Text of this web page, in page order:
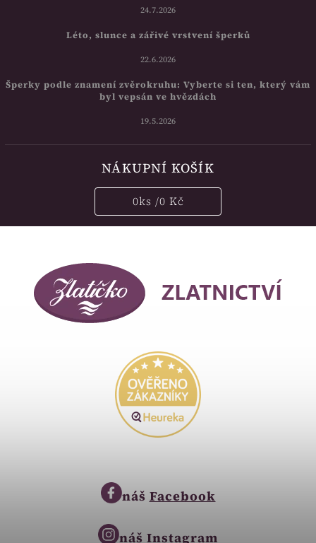
24.7.2026
Léto, slunce a zářivé vrstvení šperků
22.6.2026
Šperky podle znamení zvěrokruhu: Vyberte si ten, který vám
byl vepsán ve hvězdách
19.5.2026
NÁKUPNÍ KOŠÍK
0ks /0 Kč
náš Facebook
náš Instagram